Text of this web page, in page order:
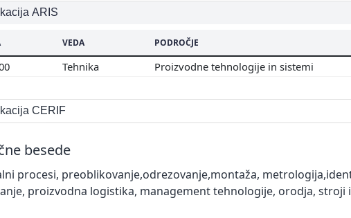
ARIS
VEDA PODROČJE
Tehnika Proizvodne tehnologije in sistemi
CERIF
besede
procesi, preoblikovanje,odrezovanje,montaža,
proizvodna logistika, management tehnologije, orodja, stroji